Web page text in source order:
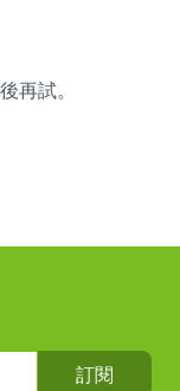
再試。
訂閱